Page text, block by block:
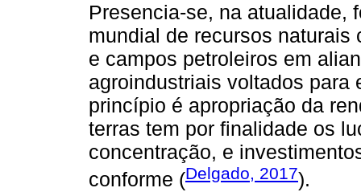
Presencia-se, na atualidade,
mundial de recursos
e campos petroleiros em
agroindustriais voltados para
princípio é apropriação da
terras tem por finalidade os
concentração, e
conforme (Delgado, 2017).